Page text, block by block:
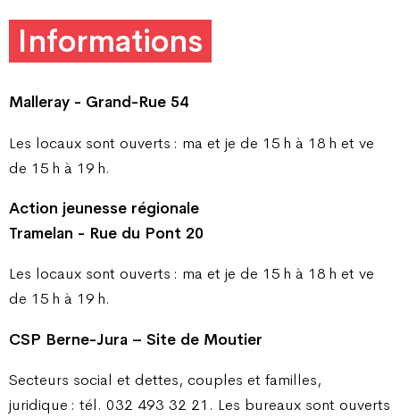
Informations
Malleray - Grand-Rue 54
Les locaux sont ouverts : ma et je de 15 h à 18 h et ve
de 15 h à 19 h.
Action jeunesse régionale
Tramelan - Rue du Pont 20
Les locaux sont ouverts : ma et je de 15 h à 18 h et ve
de 15 h à 19 h.
CSP Berne-Jura – Site de Moutier
Secteurs social et dettes, couples et familles,
juridique : tél. 032 493 32 21. Les bureaux sont ouverts